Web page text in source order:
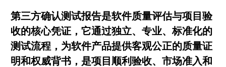
第三方确认测试报告是软件质量评估与项目验
收的核心凭证，它通过独立、专业、标准化的
测试流程，为软件产品提供客观公正的质量证
明和权威背书，是项目顺利验收、市场准入和